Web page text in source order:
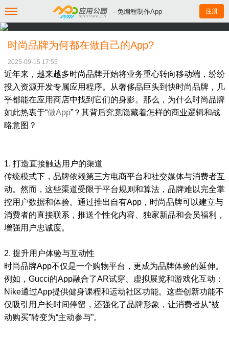
--免编程制作App 注册
时尚品牌为何都在做自己的App?
2025-09-15 17:55
近年来，越来越多时尚品牌开始将业务重心转向移动端，纷纷
投入资源开发专属应用程序。从奢侈品巨头到快时尚品牌，几
乎都能在应用商店中找到它们的身影。那么，为什么时尚品牌
如此热衷于“做App”？其背后究竟隐藏着怎样的商业逻辑和战
略意图？
1. 打造直接触达用户的渠道
传统模式下，品牌依赖第三方电商平台和社交媒体与消费者互
动。然而，这些渠道受限于平台规则和算法，品牌难以完全掌
控用户数据和体验。通过推出自有App，时尚品牌可以建立与
消费者的直接联系，推送个性化内容、独家新品和会员福利，
增强用户忠诚度。
2. 提升用户体验与互动性
时尚品牌App不仅是一个购物平台，更成为品牌体验的延伸。
例如，Gucci的App融合了AR试穿、虚拟展览和游戏化互动；
Nike通过App提供健身课程和运动社区功能。这些创新功能不
仅吸引用户长时间停留，还强化了品牌形象，让消费者从“被
动购买”转变为“主动参与”。